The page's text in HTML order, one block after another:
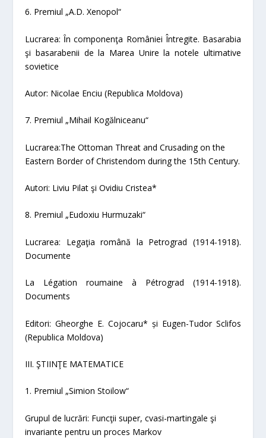
6. Premiul „A.D. Xenopol“
Lucrarea:Ȋn componenţa României Întregite. Basarabia
şi basarabenii de la Marea Unire la notele ultimative
sovietice
Autor: Nicolae Enciu (Republica Moldova)
7. Premiul „Mihail Kogălniceanu“
Lucrarea:The Ottoman Threat and Crusading on the
Eastern Border of Christendom during the 15th Century.
Autori: Liviu Pilat şi Ovidiu Cristea*
8. Premiul „Eudoxiu Hurmuzaki“
Lucrarea: Legaţia română la Petrograd (1914-1918).
Documente
La Légation roumaine à Pétrograd (1914-1918).
Documents
Editori: Gheorghe E. Cojocaru* și Eugen-Tudor Sclifos
(Republica Moldova)
III. ŞTIINŢE MATEMATICE
1. Premiul „Simion Stoilow“
Grupul de lucrări: Funcţii super, cvasi-martingale şi
invariante pentru un proces Markov